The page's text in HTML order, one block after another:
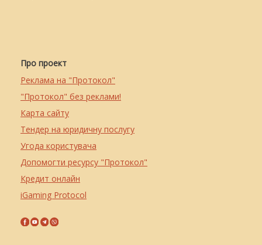
Про проект
Реклама на "Протокол"
"Протокол" без реклами!
Карта сайту
Тендер на юридичну послугу
Угода користувача
Допомогти ресурсу "Протокол"
Кредит онлайн
iGaming Protocol